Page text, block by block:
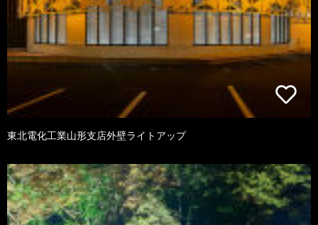
東北電化工業山形支店外壁ライトアップ